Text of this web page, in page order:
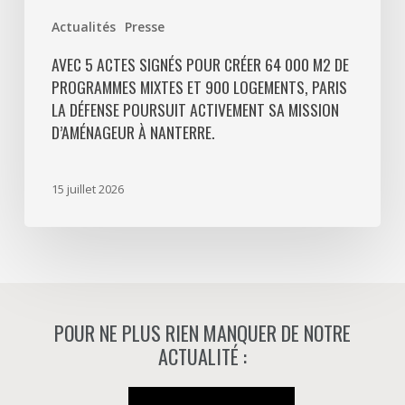
Actualités Presse
Défense
poursuit
activement
AVEC 5 ACTES SIGNÉS POUR CRÉER 64 000 M2 DE
PROGRAMMES MIXTES ET 900 LOGEMENTS, PARIS
LA DÉFENSE POURSUIT ACTIVEMENT SA MISSION
D’AMÉNAGEUR À NANTERRE.
15 juillet 2026
POUR NE PLUS RIEN MANQUER DE NOTRE
ACTUALITÉ :